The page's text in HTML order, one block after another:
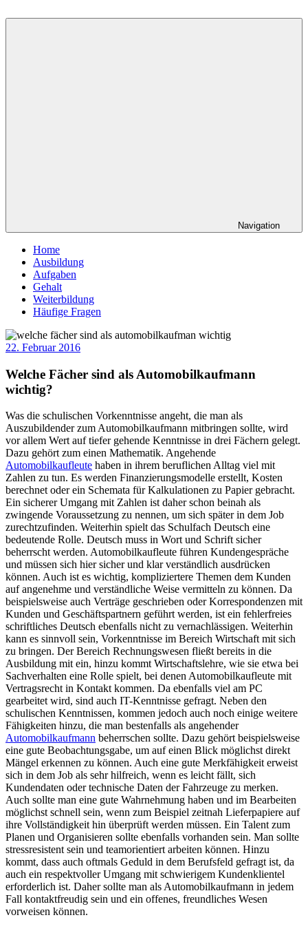
Navigation
Home
Ausbildung
Aufgaben
Gehalt
Weiterbildung
Häufige Fragen
22. Februar 2016
Welche Fächer sind als Automobilkaufmann
wichtig?
Was die schulischen Vorkenntnisse angeht, die man als
Auszubildender zum Automobilkaufmann mitbringen sollte, wird
vor allem Wert auf tiefer gehende Kenntnisse in drei Fächern gelegt.
Dazu gehört zum einen Mathematik. Angehende
Automobilkaufleute haben in ihrem beruflichen Alltag viel mit
Zahlen zu tun. Es werden Finanzierungsmodelle erstellt, Kosten
berechnet oder ein Schemata für Kalkulationen zu Papier gebracht.
Ein sicherer Umgang mit Zahlen ist daher schon beinah als
zwingende Voraussetzung zu nennen, um sich später in dem Job
zurechtzufinden. Weiterhin spielt das Schulfach Deutsch eine
bedeutende Rolle. Deutsch muss in Wort und Schrift sicher
beherrscht werden. Automobilkaufleute führen Kundengespräche
und müssen sich hier sicher und klar verständlich ausdrücken
können. Auch ist es wichtig, kompliziertere Themen dem Kunden
auf angenehme und verständliche Weise vermitteln zu können. Da
beispielsweise auch Verträge geschrieben oder Korrespondenzen mit
Kunden und Geschäftspartnern geführt werden, ist ein fehlerfreies
schriftliches Deutsch ebenfalls nicht zu vernachlässigen. Weiterhin
kann es sinnvoll sein, Vorkenntnisse im Bereich Wirtschaft mit sich
zu bringen. Der Bereich Rechnungswesen fließt bereits in die
Ausbildung mit ein, hinzu kommt Wirtschaftslehre, wie sie etwa bei
Sachverhalten eine Rolle spielt, bei denen Automobilkaufleute mit
Vertragsrecht in Kontakt kommen. Da ebenfalls viel am PC
gearbeitet wird, sind auch IT-Kenntnisse gefragt. Neben den
schulischen Kenntnissen, kommen jedoch auch noch einige weitere
Fähigkeiten hinzu, die man bestenfalls als angehender
Automobilkaufmann beherrschen sollte. Dazu gehört beispielsweise
eine gute Beobachtungsgabe, um auf einen Blick möglichst direkt
Mängel erkennen zu können. Auch eine gute Merkfähigkeit erweist
sich in dem Job als sehr hilfreich, wenn es leicht fällt, sich
Kundendaten oder technische Daten der Fahrzeuge zu merken.
Auch sollte man eine gute Wahrnehmung haben und im Bearbeiten
möglichst schnell sein, wenn zum Beispiel zeitnah Lieferpapiere auf
ihre Vollständigkeit hin überprüft werden müssen. Ein Talent zum
Planen und Organisieren sollte ebenfalls vorhanden sein. Man sollte
stressresistent sein und teamorientiert arbeiten können. Hinzu
kommt, dass auch oftmals Geduld in dem Berufsfeld gefragt ist, da
auch ein respektvoller Umgang mit schwierigem Kundenklientel
erforderlich ist. Daher sollte man als Automobilkaufmann in jedem
Fall kontaktfreudig sein und ein offenes, freundliches Wesen
vorweisen können.